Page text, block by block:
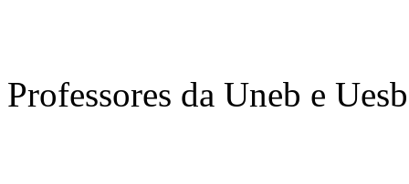
Professores da Uneb e Uesb